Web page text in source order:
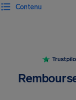
Contenu